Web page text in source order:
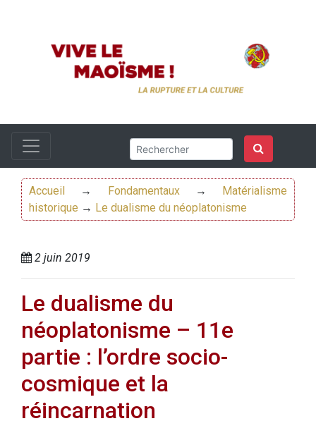
Accueil → Fondamentaux→
Matérialisme
historique → Le dualisme du néoplatonisme
2 juin 2019
Le dualisme du
néoplatonisme – 11e
partie : l’ordre socio-
cosmique et la
réincarnation